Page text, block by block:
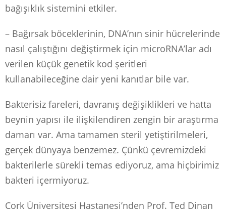
bağışıklık sistemini etkiler.
– Bağırsak böceklerinin, DNA’nın sinir hücrelerinde
nasıl çalıştığını değiştirmek için microRNA’lar adı
verilen küçük genetik kod şeritleri
kullanabileceğine dair yeni kanıtlar bile var.
Bakterisiz fareleri, davranış değişiklikleri ve hatta
beynin yapısı ile ilişkilendiren zengin bir araştırma
damarı var. Ama tamamen steril yetiştirilmeleri,
gerçek dünyaya benzemez. Çünkü çevremizdeki
bakterilerle sürekli temas ediyoruz, ama hiçbirimiz
bakteri içermiyoruz.
Cork Üniversitesi Hastanesi’nden Prof. Ted Dinan